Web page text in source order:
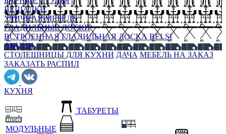
ВЕШАЛКИ
УЛИЧНАЯ МЕБЕЛЬ
ГЛАДИЛЬНЫЕ ДОСКИ
ВСТРОЕННАЯ ГЛАДИЛЬНАЯ ДОСКА BELSI
АКЦИИ
СТОЛЕШНИЦЫ ДЛЯ КУХНИ ДАЧА МЕБЕЛЬ НА ЗАКАЗ
ЗАКАЗАТЬ РАСПИЛ
КУХНЯ
МОДУЛЬНЫЕ
ТАБУРЕТЫ